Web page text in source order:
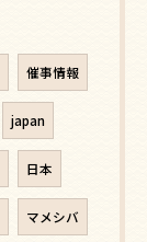
催事情報
japan
日本
マメシバ